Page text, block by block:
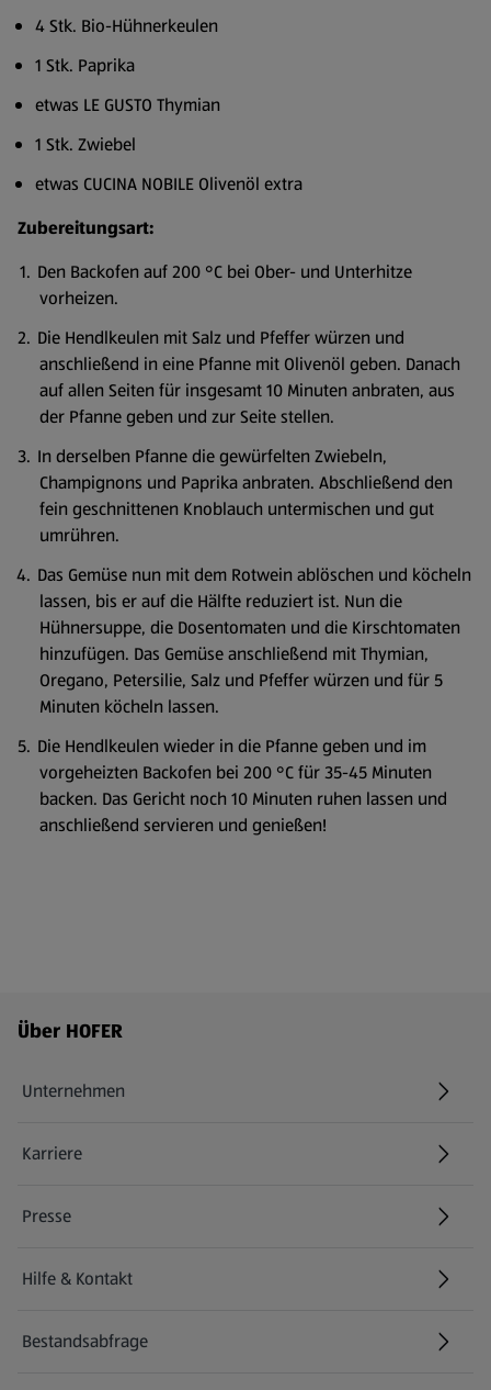
4 Stk. Bio-Hühnerkeulen
1 Stk. Paprika
etwas LE GUSTO Thymian
1 Stk. Zwiebel
etwas CUCINA NOBILE Olivenöl extra
Zubereitungsart:
Den Backofen auf 200 °C bei Ober- und Unterhitze
vorheizen.
Die Hendlkeulen mit Salz und Pfeffer würzen und
anschließend in eine Pfanne mit Olivenöl geben. Danach
auf allen Seiten für insgesamt 10 Minuten anbraten, aus
der Pfanne geben und zur Seite stellen.
In derselben Pfanne die gewürfelten Zwiebeln,
Champignons und Paprika anbraten. Abschließend den
fein geschnittenen Knoblauch untermischen und gut
umrühren.
Das Gemüse nun mit dem Rotwein ablöschen und köcheln
lassen, bis er auf die Hälfte reduziert ist. Nun die
Hühnersuppe, die Dosentomaten und die Kirschtomaten
hinzufügen. Das Gemüse anschließend mit Thymian,
Oregano, Petersilie, Salz und Pfeffer würzen und für 5
Minuten köcheln lassen.
Die Hendlkeulen wieder in die Pfanne geben und im
vorgeheizten Backofen bei 200 °C für 35-45 Minuten
backen. Das Gericht noch 10 Minuten ruhen lassen und
anschließend servieren und genießen!
Fußzeilenmenü - weitere Links
Über HOFER
Unternehmen
Karriere
(öffnet in einem neuen Tab)
Presse
Hilfe & Kontakt
(öffnet in einem neuen Tab)
Bestandsabfrage
(öffnet in einem neuen Tab)